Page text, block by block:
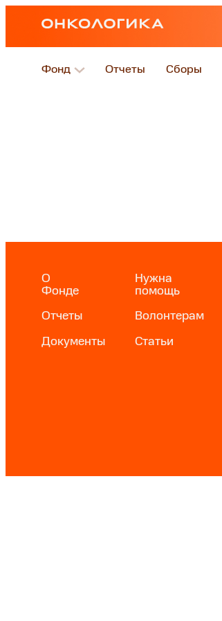
Фонд Отчеты Сборы
О
Фонде
Отчеты
Документы
Нужна
помощь
Волонтерам
Статьи